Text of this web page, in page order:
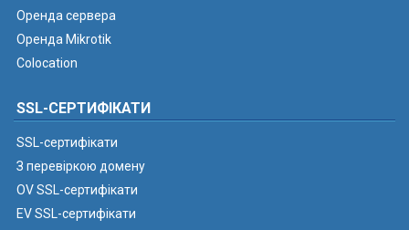
Оренда сервера
Оренда Mikrotik
Colocation
SSL-СЕРТИФІКАТИ
SSL-сертифікати
З перевіркою домену
OV SSL-сертифікати
EV SSL-сертифікати